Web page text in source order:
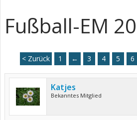
Fußball-EM
< Zurück 1 ← 3 4 5 6
Katjes
Bekanntes Mitglied